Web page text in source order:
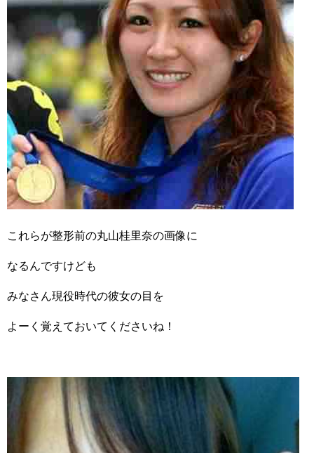
これらが整形前の丸山桂里奈の画像に
なるんですけども
みなさん現役時代の彼女の目を
よーく覚えておいてくださいね！